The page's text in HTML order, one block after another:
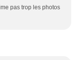
pas trop les photos